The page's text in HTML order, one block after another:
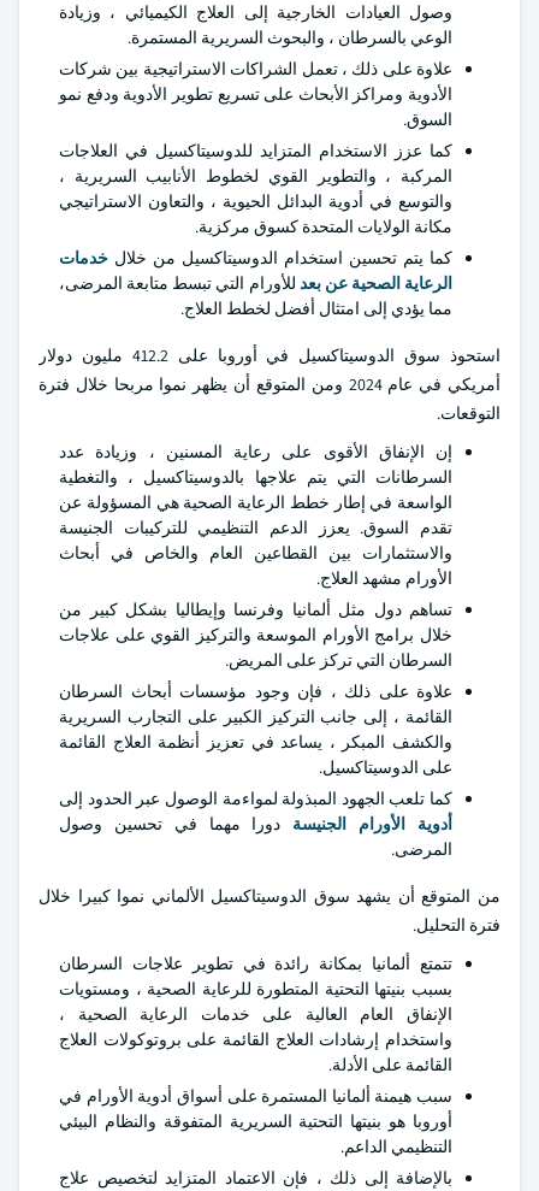
وصول العيادات الخارجية إلى العلاج الكيميائي ، وزيادة
الوعي بالسرطان ، والبحوث السريرية المستمرة.
علاوة على ذلك ، تعمل الشراكات الاستراتيجية بين شركات
الأدوية ومراكز الأبحاث على تسريع تطوير الأدوية ودفع نمو
السوق.
كما عزز الاستخدام المتزايد للدوسيتاكسيل في العلاجات
المركبة ، والتطوير القوي لخطوط الأنابيب السريرية ،
والتوسع في أدوية البدائل الحيوية ، والتعاون الاستراتيجي
مكانة الولايات المتحدة كسوق مركزية.
كما يتم تحسين استخدام الدوسيتاكسيل من خلال خدمات
الرعاية الصحية عن بعد للأورام التي تبسط متابعة المرضى،
مما يؤدي إلى امتثال أفضل لخطط العلاج.
استحوذ سوق الدوسيتاكسيل في أوروبا على 412.2 مليون دولار
أمريكي في عام 2024 ومن المتوقع أن يظهر نموا مربحا خلال فترة
التوقعات.
إن الإنفاق الأقوى على رعاية المسنين ، وزيادة عدد
السرطانات التي يتم علاجها بالدوسيتاكسيل ، والتغطية
الواسعة في إطار خطط الرعاية الصحية هي المسؤولة عن
تقدم السوق. يعزز الدعم التنظيمي للتركيبات الجنيسة
والاستثمارات بين القطاعين العام والخاص في أبحاث
الأورام مشهد العلاج.
تساهم دول مثل ألمانيا وفرنسا وإيطاليا بشكل كبير من
خلال برامج الأورام الموسعة والتركيز القوي على علاجات
السرطان التي تركز على المريض.
علاوة على ذلك ، فإن وجود مؤسسات أبحاث السرطان
القائمة ، إلى جانب التركيز الكبير على التجارب السريرية
والكشف المبكر ، يساعد في تعزيز أنظمة العلاج القائمة
على الدوسيتاكسيل.
كما تلعب الجهود المبذولة لمواءمة الوصول عبر الحدود إلى
أدوية الأورام الجنيسة دورا مهما في تحسين وصول
المرضى.
من المتوقع أن يشهد سوق الدوسيتاكسيل الألماني نموا كبيرا خلال
فترة التحليل.
تتمتع ألمانيا بمكانة رائدة في تطوير علاجات السرطان
بسبب بنيتها التحتية المتطورة للرعاية الصحية ، ومستويات
الإنفاق العام العالية على خدمات الرعاية الصحية ،
واستخدام إرشادات العلاج القائمة على بروتوكولات العلاج
القائمة على الأدلة.
سبب هيمنة ألمانيا المستمرة على أسواق أدوية الأورام في
أوروبا هو بنيتها التحتية السريرية المتفوقة والنظام البيئي
التنظيمي الداعم.
بالإضافة إلى ذلك ، فإن الاعتماد المتزايد لتخصيص علاج